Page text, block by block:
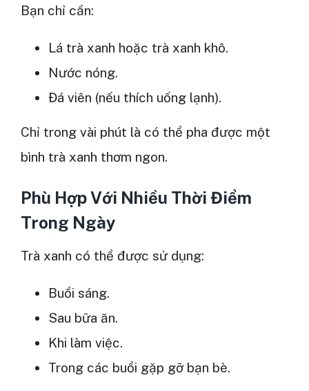
Bạn chỉ cần:
Lá trà xanh hoặc trà xanh khô.
Nước nóng.
Đá viên (nếu thích uống lạnh).
Chỉ trong vài phút là có thể pha được một
bình trà xanh thơm ngon.
Phù Hợp Với Nhiều Thời Điểm
Trong Ngày
Trà xanh có thể được sử dụng:
Buổi sáng.
Sau bữa ăn.
Khi làm việc.
Trong các buổi gặp gỡ bạn bè.